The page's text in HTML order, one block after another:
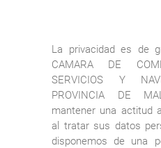
La privacidad es de
CAMARA DE
SERVICIOS Y
PROVINCIA DE
mantener una actitud
al tratar sus datos
disponemos de una